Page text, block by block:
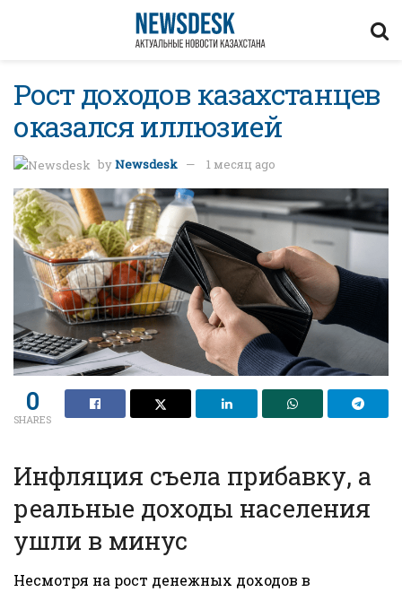
Рост доходов казахстанцев
оказался иллюзией
byNewsdesk 1 месяц ago
0
SHARES
Инфляция съела прибавку, а
реальные доходы населения
ушли в минус
Несмотря на рост денежных доходов в